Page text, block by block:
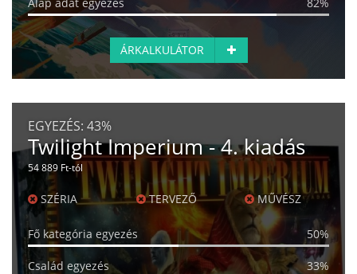
Alap adat egyezés 82%
ÁRKALKULÁTOR
EGYEZÉS: 43%
Twilight Imperium - 4. kiadás
54 889 Ft-tól
SZÉRIA TERVEZŐ MŰVÉSZ
Fő kategória egyezés 50%
Család egyezés 33%